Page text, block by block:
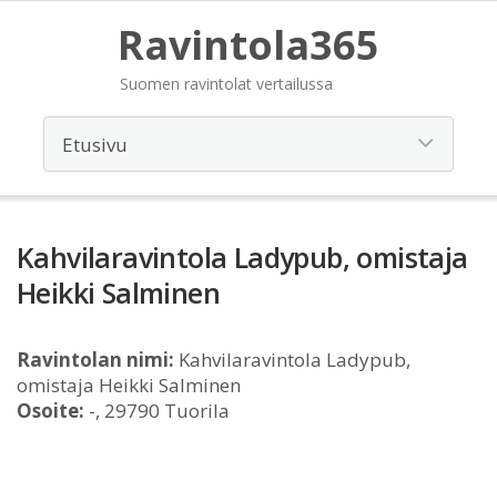
Ravintola365
Suomen ravintolat vertailussa
Kahvilaravintola Ladypub, omistaja
Heikki Salminen
Ravintolan nimi: Kahvilaravintola Ladypub,
omistaja Heikki Salminen
Osoite: -, 29790 Tuorila